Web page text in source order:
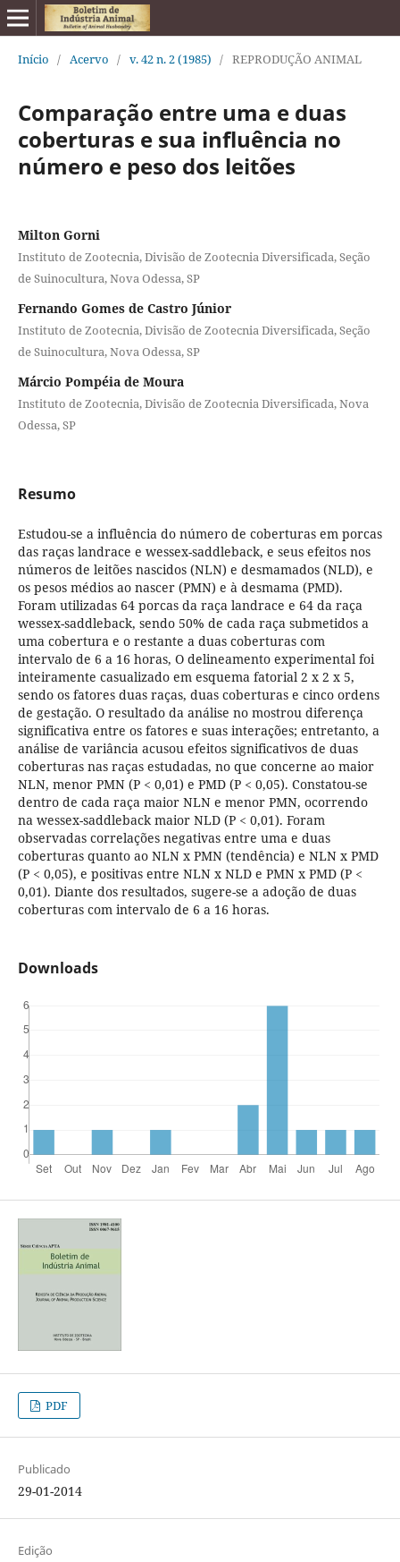
Início / Acervo / v. 42 n. 2 (1985) / REPRODUÇÃO ANIMAL
Comparação entre uma e duas
coberturas e sua influência no
número e peso dos leitões
Milton Gorni
Instituto de Zootecnia, Divisão de Zootecnia Diversificada, Seção
de Suinocultura, Nova Odessa, SP
Fernando Gomes de Castro Júnior
Instituto de Zootecnia, Divisão de Zootecnia Diversificada, Seção
de Suinocultura, Nova Odessa, SP
Márcio Pompéia de Moura
Instituto de Zootecnia, Divisão de Zootecnia Diversificada, Nova
Odessa, SP
Resumo
Estudou-se a influência do número de coberturas em porcas
das raças landrace e wessex-saddleback, e seus efeitos nos
números de leitões nascidos (NLN) e desmamados (NLD), e
os pesos médios ao nascer (PMN) e à desmama (PMD).
Foram utilizadas 64 porcas da raça landrace e 64 da raça
wessex-saddleback, sendo 50% de cada raça submetidos a
uma cobertura e o restante a duas coberturas com
intervalo de 6 a 16 horas, O delineamento experimental foi
inteiramente casualizado em esquema fatorial 2 x 2 x 5,
sendo os fatores duas raças, duas coberturas e cinco ordens
de gestação. O resultado da análise no mostrou diferença
significativa entre os fatores e suas interações; entretanto, a
análise de variância acusou efeitos significativos de duas
coberturas nas raças estudadas, no que concerne ao maior
NLN, menor PMN (P < 0,01) e PMD (P < 0,05). Constatou-se
dentro de cada raça maior NLN e menor PMN, ocorrendo
na wessex-saddleback maior NLD (P < 0,01). Foram
observadas correlações negativas entre uma e duas
coberturas quanto ao NLN x PMN (tendência) e NLN x PMD
(P < 0,05), e positivas entre NLN x NLD e PMN x PMD (P <
0,01). Diante dos resultados, sugere-se a adoção de duas
coberturas com intervalo de 6 a 16 horas.
Downloads
PDF
Publicado
29-01-2014
Edição